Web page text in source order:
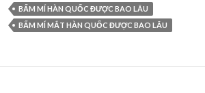
BẤM MÍ HÀN QUỐC ĐƯỢC BAO LÂU
BẤM MÍ MẮT HÀN QUỐC ĐƯỢC BAO LÂU